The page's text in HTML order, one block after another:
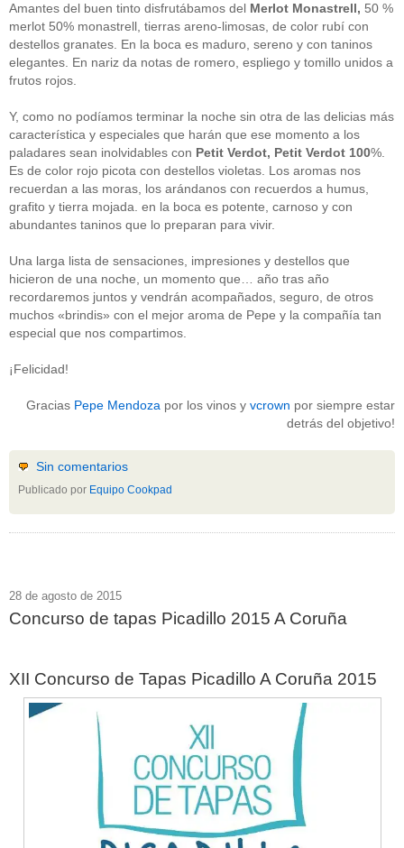
ADMINISTRAR
Acceder
Amantes del buen tinto disfrutábamos del Merlot Monastrell, 50 %
merlot 50% monastrell, tierras areno-limosas, de color rubí con
destellos granates. En la boca es maduro, sereno y con taninos
elegantes. En nariz da notas de romero, espliego y tomillo unidos a
frutos rojos.
Y, como no podíamos terminar la noche sin otra de las delicias más
característica y especiales que harán que ese momento a los
paladares sean inolvidables con Petit Verdot, Petit Verdot 100%.
Es de color rojo picota con destellos violetas. Los aromas nos
recuerdan a las moras, los arándanos con recuerdos a humus,
grafito y tierra mojada. en la boca es potente, carnoso y con
abundantes taninos que lo preparan para vivir.
Una larga lista de sensaciones, impresiones y destellos que
hicieron de una noche, un momento que… año tras año
recordaremos juntos y vendrán acompañados, seguro, de otros
muchos «brindis» con el mejor aroma de Pepe y la compañía tan
especial que nos compartimos.
¡Felicidad!
Gracias Pepe Mendoza por los vinos y vcrown por siempre estar
detrás del objetivo!
Sin comentarios
Publicado por Equipo Cookpad
28 de agosto de 2015
Concurso de tapas Picadillo 2015 A Coruña
XII Concurso de Tapas Picadillo A Coruña 2015